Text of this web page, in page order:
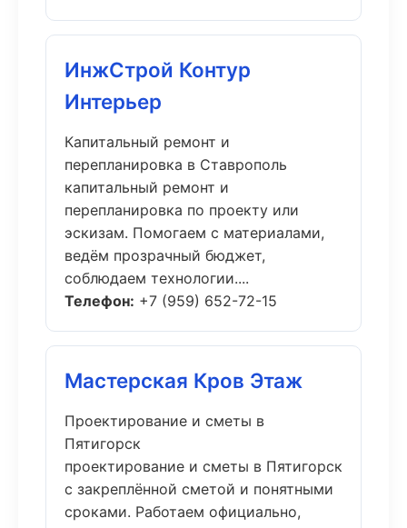
ИнжСтрой Контур
Интерьер
Капитальный ремонт и
перепланировка в Ставрополь
капитальный ремонт и
перепланировка по проекту или
эскизам. Помогаем с материалами,
ведём прозрачный бюджет,
соблюдаем технологии....
Телефон: +7 (959) 652-72-15
Мастерская Кров Этаж
Проектирование и сметы в
Пятигорск
проектирование и сметы в Пятигорск
с закреплённой сметой и понятными
сроками. Работаем официально,